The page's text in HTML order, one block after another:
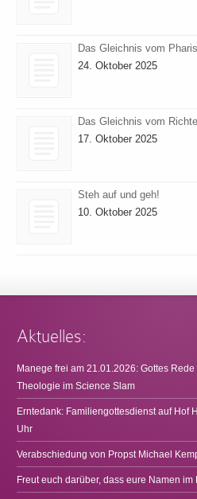
Das Gleichnis vom
24. Oktober 2025
Das Gleichnis vom
17. Oktober 2025
Steh auf und geh!
10. Oktober 2025
Aktuelles:
Manege frei am 21.01.2026: Gottes
Theologie im Science Slam
Erntedank: Familiengottesdienst auf Hof
Uhr
Verabschiedung von Propst Michael
Freut euch darüber, dass eure Namen